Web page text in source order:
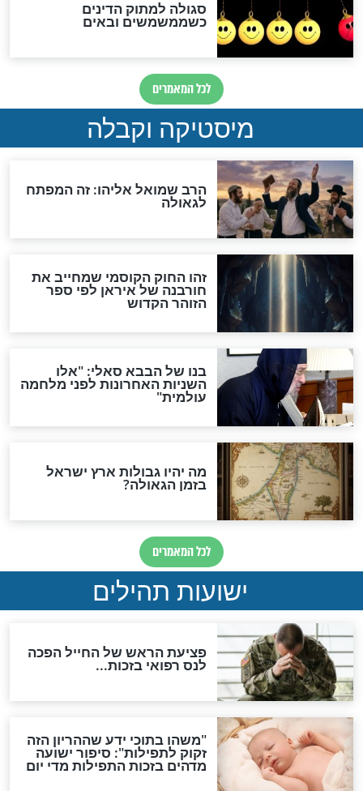
מה יהיה בימות המשיח?
"לפני הגאולה תהיה אפיקורסות
והכחשה גדולה מאוד של
האמונה"
האם לאחר בוא המשיח יהיה
אפשר לחזור בתשובה?
לכל המאמרים
להמתקת הדינים וביטול
גזרות
סגולת ע"ב שמות הקודש
תפילה סגולית להמתקת
הדינים